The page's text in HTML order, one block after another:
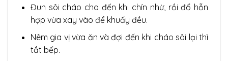
Đun sôi cháo cho đến khi chín nhừ, rồi đổ hỗn
hợp vừa xay vào để khuấy đều.
Nêm gia vị vừa ăn và đợi đến khi cháo sôi lại thì
tắt bếp.